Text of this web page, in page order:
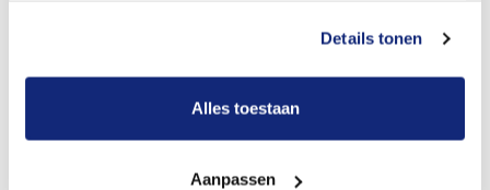
Details tonen
Alles toestaan
Aanpassen
Een betere uitvaart ervaring voor een betere